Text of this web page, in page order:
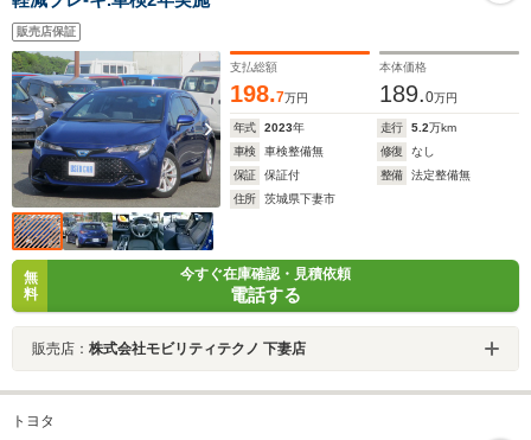
販売店保証
支払総額
198.7万円
本体価格
189.0万円
年式 2023年 走行 5.2万km
車検
車検整備無 修復
なし
保証
保証付 整備
法定整備無
住所
茨城県下妻市
無
料
今すぐ在庫確認・見積依頼
電話する
販売店： 株式会社モビリティテクノ 下妻店
トヨタ